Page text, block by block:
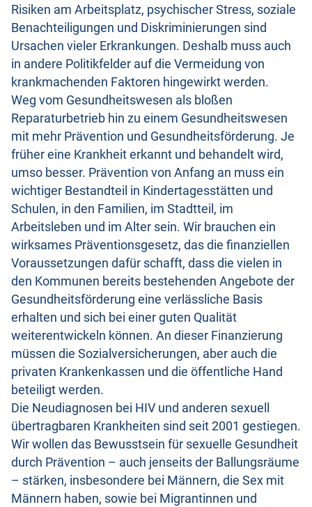
Risiken am Arbeitsplatz, psychischer Stress, soziale
Benachteiligungen und Diskriminierungen sind
Ursachen vieler Erkrankungen. Deshalb muss auch
in andere Politikfelder auf die Vermeidung von
krankmachenden Faktoren hingewirkt werden.
Weg vom Gesundheitswesen als bloßen
Reparaturbetrieb hin zu einem Gesundheitswesen
mit mehr Prävention und Gesundheitsförderung. Je
früher eine Krankheit erkannt und behandelt wird,
umso besser. Prävention von Anfang an muss ein
wichtiger Bestandteil in Kindertagesstätten und
Schulen, in den Familien, im Stadtteil, im
Arbeitsleben und im Alter sein. Wir brauchen ein
wirksames Präventionsgesetz, das die finanziellen
Voraussetzungen dafür schafft, dass die vielen in
den Kommunen bereits bestehenden Angebote der
Gesundheitsförderung eine verlässliche Basis
erhalten und sich bei einer guten Qualität
weiterentwickeln können. An dieser Finanzierung
müssen die Sozialversicherungen, aber auch die
privaten Krankenkassen und die öffentliche Hand
beteiligt werden.
Die Neudiagnosen bei HIV und anderen sexuell
übertragbaren Krankheiten sind seit 2001 gestiegen.
Wir wollen das Bewusstsein für sexuelle Gesundheit
durch Prävention – auch jenseits der Ballungsräume
– stärken, insbesondere bei Männern, die Sex mit
Männern haben, sowie bei Migrantinnen und